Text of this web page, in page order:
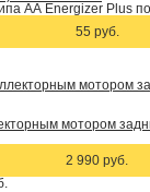
АА Energizer Plus
55 руб.
мотором
2 990 руб.